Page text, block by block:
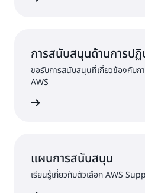
การสนับสนุนด้านการป
ขอรับการสนับสนุนที่เกี่ยวข้องกับ
AWS
แผนการสนับสนุน
เรียนรู้เกี่ยวกับตัวเลือก AWS